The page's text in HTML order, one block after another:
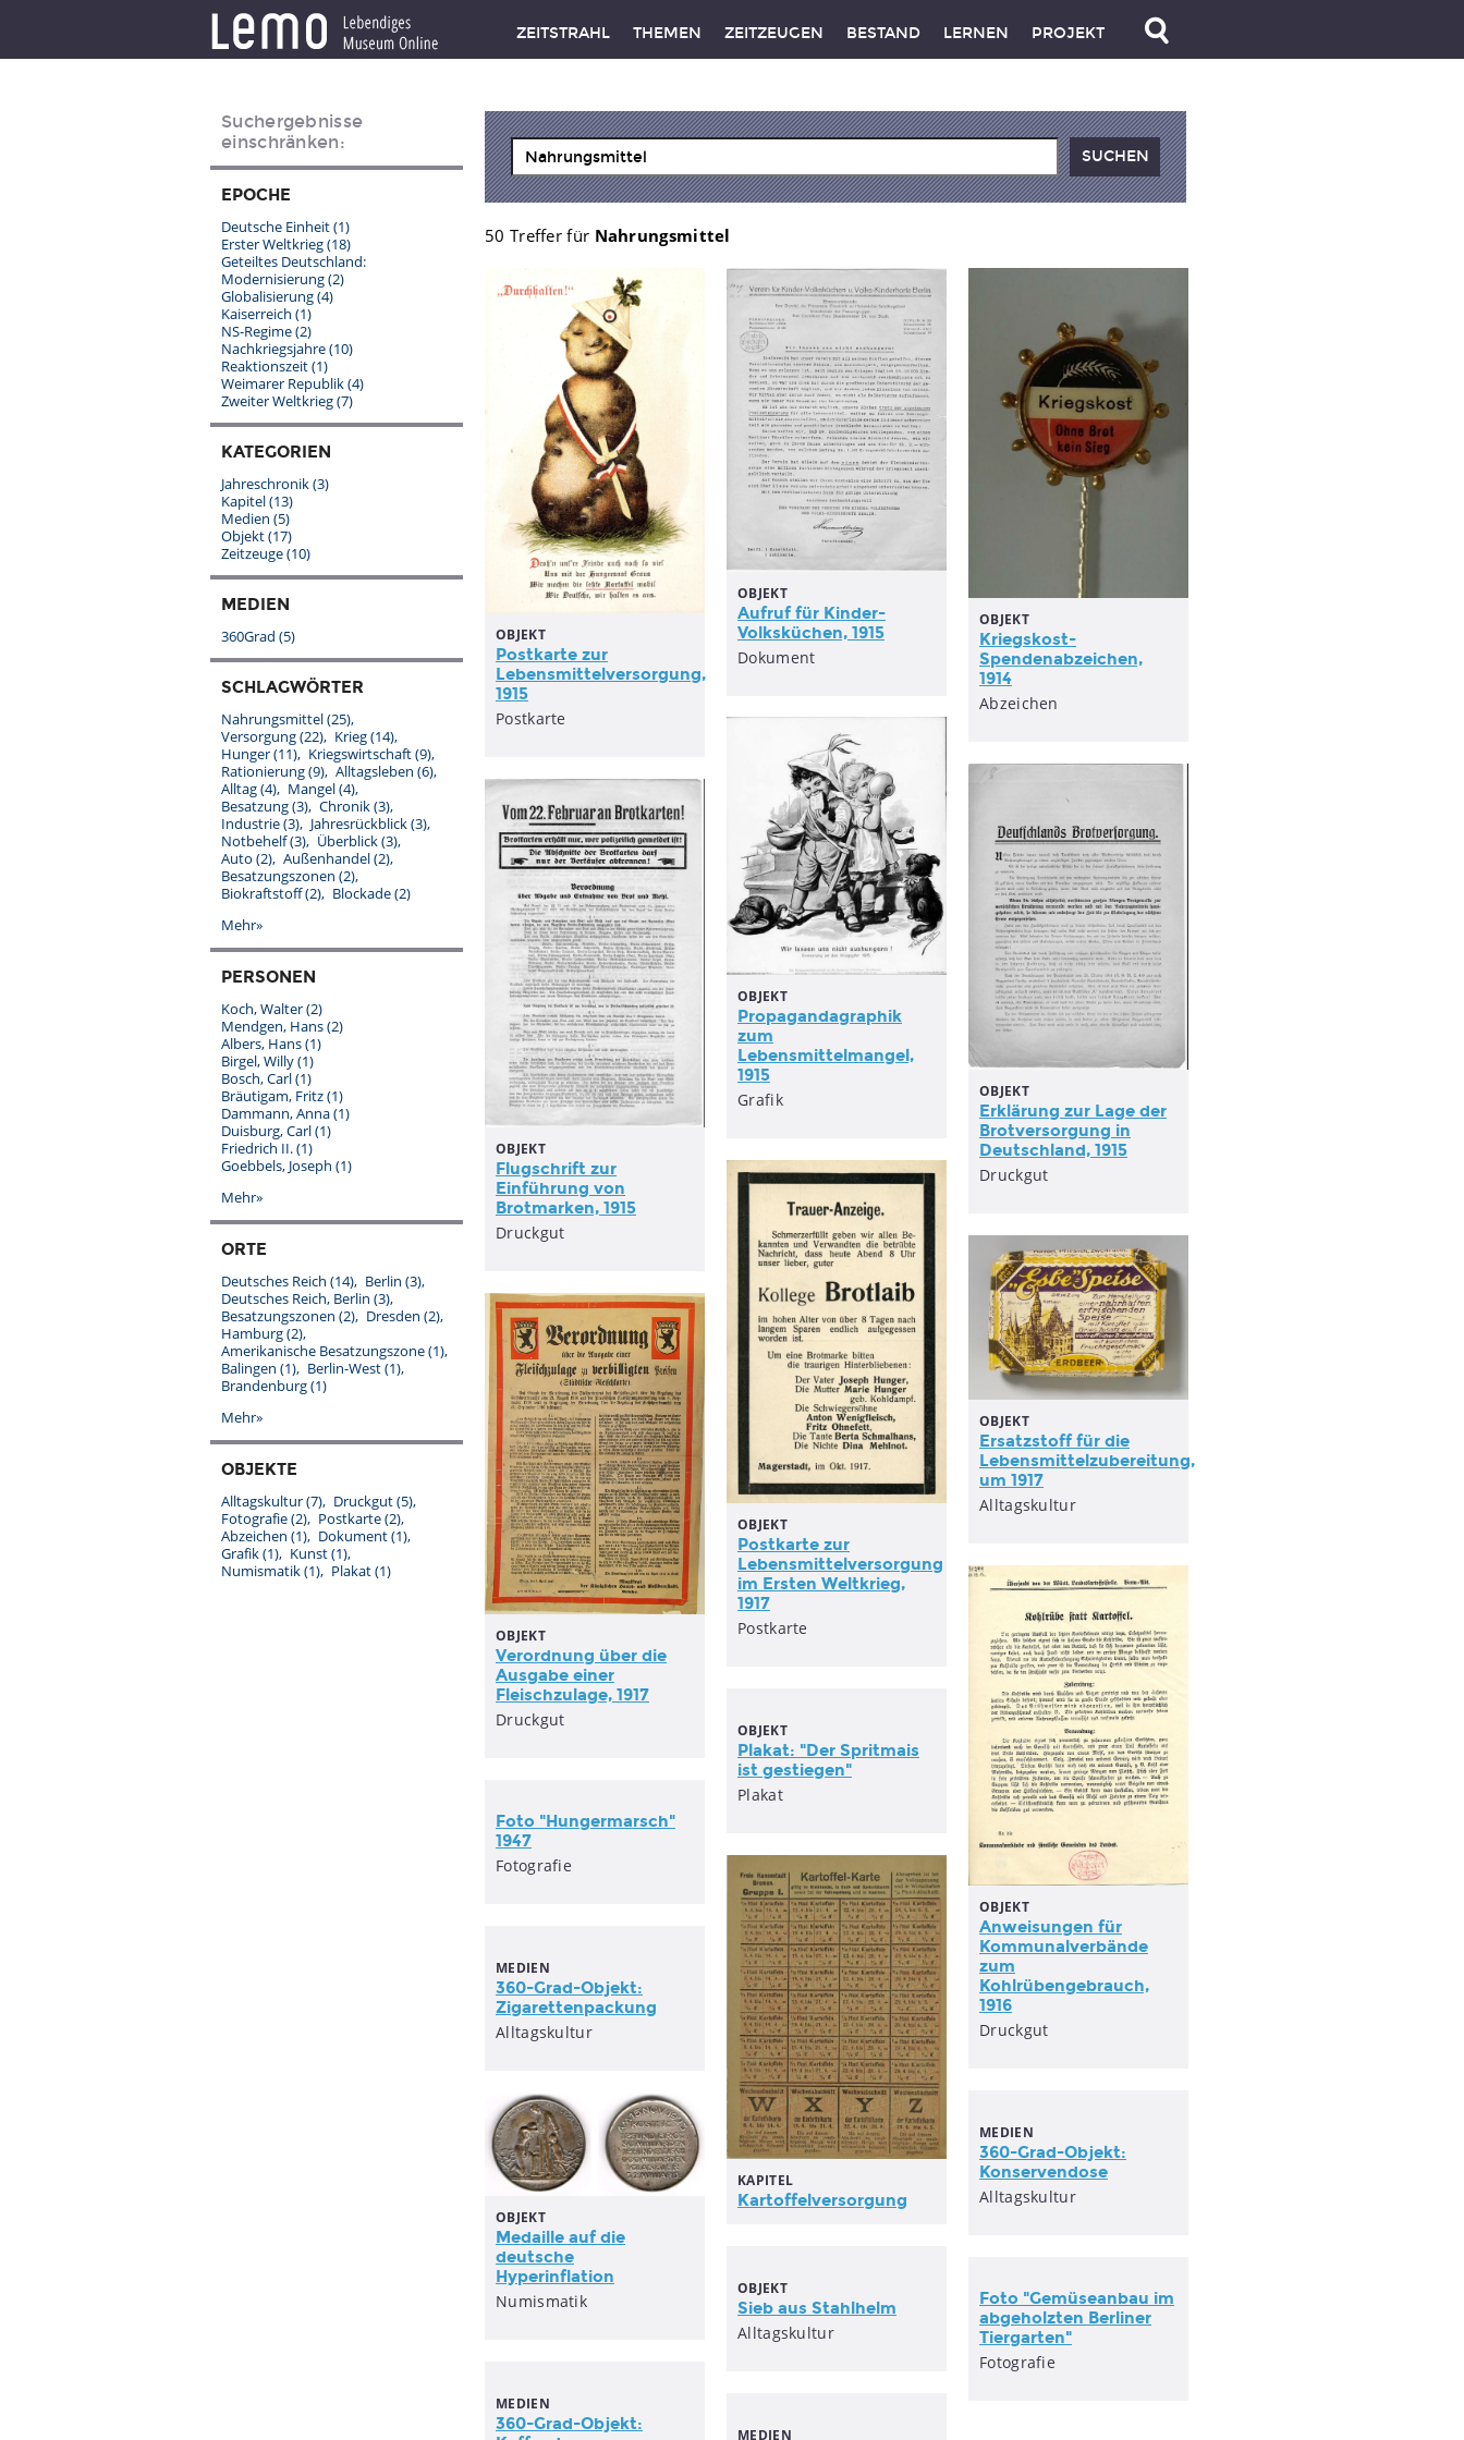
ZEITSTRAHL THEMEN ZEITZEUGEN BESTAND LERNEN PROJEKT
50 Treffer für Nahrungsmittel
OBJEKT
Postkarte zur
Lebensmittelversorgung,
1915
Postkarte
OBJEKT
Aufruf für Kinder-
Volksküchen, 1915
Dokument
OBJEKT
Kriegskost-
Spendenabzeichen,
1914
Abzeichen
OBJEKT
Propagandagraphik
zum
Lebensmittelmangel,
1915
Grafik OBJEKT
Erklärung zur Lage der
Brotversorgung in
Deutschland, 1915
Druckgut
OBJEKT
Flugschrift zur
Einführung von
Brotmarken, 1915
Druckgut
OBJEKT
Postkarte zur
Lebensmittelversorgung
im Ersten Weltkrieg,
1917
Postkarte
OBJEKT
Ersatzstoff für die
Lebensmittelzubereitung,
um 1917
Alltagskultur
OBJEKT
Verordnung über die
Ausgabe einer
Fleischzulage, 1917
Druckgut
OBJEKT
Anweisungen für
Kommunalverbände
zum
Kohlrübengebrauch,
1916
Druckgut
OBJEKT
Plakat: "Der Spritmais
ist gestiegen"
Plakat
Foto "Hungermarsch"
1947
Fotografie
KAPITEL
Kartoffelversorgung
MEDIEN
360-Grad-Objekt:
Zigarettenpackung
Alltagskultur
MEDIEN
360-Grad-Objekt:
Konservendose
Alltagskultur
OBJEKT
Medaille auf die
deutsche
Hyperinflation
Numismatik
OBJEKT
Sieb aus Stahlhelm
Alltagskultur
Foto "Gemüseanbau im
abgeholzten Berliner
Tiergarten"
Fotografie
MEDIEN
360-Grad-Objekt:
MEDIEN
Suchergebnisse
einschränken:
EPOCHE
Deutsche Einheit(1)
Erster Weltkrieg(18)
Geteiltes Deutschland:
Modernisierung(2)
Globalisierung(4)
Kaiserreich (1)
NS-Regime(2)
Nachkriegsjahre(10)
Reaktionszeit(1)
Weimarer Republik(4)
Zweiter Weltkrieg(7)
KATEGORIEN
Jahreschronik(3)
Kapitel(13)
Medien (5)
Objekt(17)
Zeitzeuge(10)
MEDIEN
360Grad (5)
SCHLAGWÖRTER
Nahrungsmittel(25)
Versorgung(22) Krieg(14)
Hunger(11) Kriegswirtschaft(9)
Rationierung(9) Alltagsleben (6)
Alltag(4) Mangel(4)
Besatzung(3) Chronik(3)
Industrie(3) Jahresrückblick(3)
Notbehelf(3) Überblick(3)
Auto (2) Außenhandel(2)
Besatzungszonen (2)
Biokraftstoff(2) Blockade(2)
Mehr»
PERSONEN
Koch, Walter(2)
Mendgen, Hans(2)
Albers, Hans(1)
Birgel, Willy(1)
Bosch, Carl(1)
Bräutigam, Fritz(1)
Dammann, Anna(1)
Duisburg, Carl(1)
Friedrich II.(1)
Goebbels, Joseph (1)
Mehr»
ORTE
Deutsches Reich (14) Berlin (3)
Deutsches Reich, Berlin (3)
Besatzungszonen (2) Dresden (2)
Hamburg(2)
Amerikanische Besatzungszone(1)
Balingen (1) Berlin-West(1)
Brandenburg(1)
Mehr»
OBJEKTE
Alltagskultur(7) Druckgut(5)
Fotografie(2) Postkarte(2)
Abzeichen (1) Dokument(1)
Grafik(1) Kunst(1)
Numismatik(1) Plakat(1)